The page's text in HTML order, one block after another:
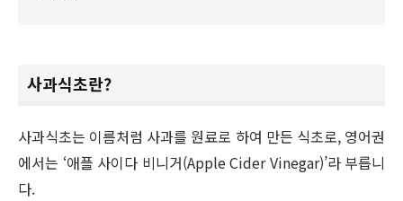
사과식초란?
사과식초는 이름처럼 사과를 원료로 하여 만든 식초로, 영어권
에서는 ‘애플 사이다 비니거(Apple Cider Vinegar)’라 부릅니
다.